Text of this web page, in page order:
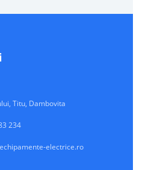
Titu, Dambovita
234
electrice.ro